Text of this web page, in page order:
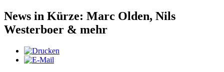
News in Kürze: Marc Olden, Nils
Westerboer & mehr